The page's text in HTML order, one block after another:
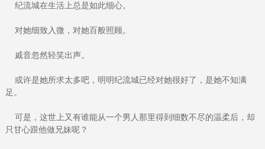
纪流城在生活上总是如此细心。
对她细致入微，对她百般照顾。
戚音忽然轻笑出声。
或许是她所求太多吧，明明纪流城已经对她很好了，是她不知满
足。
可是，这世上又有谁能从一个男人那里得到细数不尽的温柔后，却
只甘心跟他做兄妹呢？